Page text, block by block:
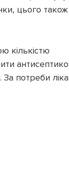
цього також
кількістю
потреби